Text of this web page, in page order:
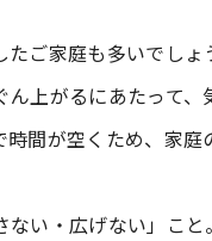
ご家庭も多いでし
上がるにあたって
間が空くため、家庭
い・広げない」こ